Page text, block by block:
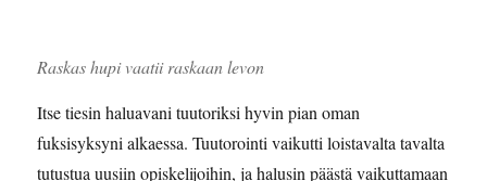
Raskas hupi vaatii raskaan levon
Itse tiesin haluavani tuutoriksi hyvin pian oman
fuksisyksyni alkaessa. Tuutorointi vaikutti loistavalta tavalta
tutustua uusiin opiskelijoihin, ja halusin päästä vaikuttamaan